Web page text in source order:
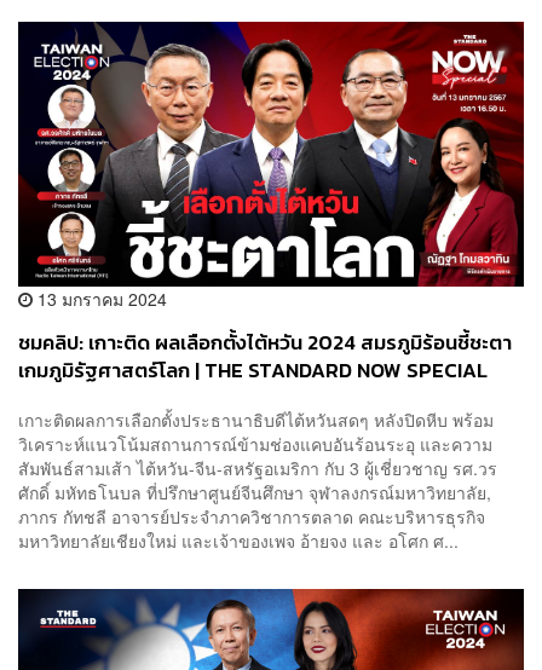
13 มกราคม 2024
ชมคลิป: เกาะติด ผลเลือกตั้งไต้หวัน 2024 สมรภูมิร้อนชี้ชะตา
เกมภูมิรัฐศาสตร์โลก | THE STANDARD NOW SPECIAL
เกาะติดผลการเลือกตั้งประธานาธิบดีไต้หวันสดๆ หลังปิดหีบ พร้อม
วิเคราะห์แนวโน้มสถานการณ์ข้ามช่องแคบอันร้อนระอุ และความ
สัมพันธ์สามเส้า ไต้หวัน-จีน-สหรัฐอเมริกา กับ 3 ผู้เชี่ยวชาญ รศ.วร
ศักดิ์ มหัทธโนบล ที่ปรึกษาศูนย์จีนศึกษา จุฬาลงกรณ์มหาวิทยาลัย,
ภากร กัทชลี อาจารย์ประจำภาควิชาการตลาด คณะบริหารธุรกิจ
มหาวิทยาลัยเชียงใหม่ และเจ้าของเพจ อ้ายจง และ อโศก ศ...